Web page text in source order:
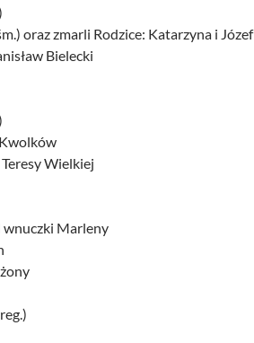
oraz zmarli Rodzice: Katarzyna i Józef
Bielecki
Wielkiej
wnuczki Marleny